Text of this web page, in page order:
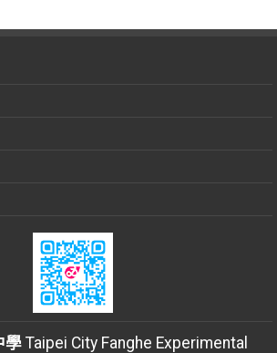
學Taipei City Fanghe Experimental